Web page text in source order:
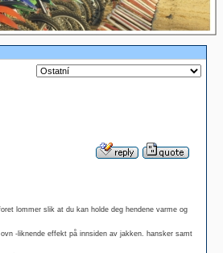
lommer slik at du kan holde deg hendene varme og
-liknende effekt på innsiden av jakken. hansker samt